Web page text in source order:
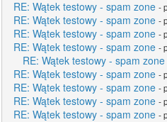
RE: Wątek testowy - spam zone -
RE: Wątek testowy - spam zone -
RE: Wątek testowy - spam zone -
RE: Wątek testowy - spam zone -
RE: Wątek testowy - spam zone
RE: Wątek testowy - spam zone -
RE: Wątek testowy - spam zone -
RE: Wątek testowy - spam zone -
RE: Wątek testowy - spam zone -